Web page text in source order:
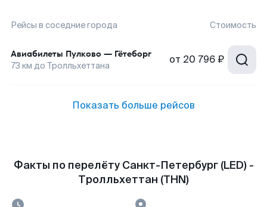
Рейсы в соседние города Стоимость
Авиабилеты Пулково — Гётеборг
73 км до Тролльхеттана от 20 796 ₽
Показать больше рейсов
Факты по перелёту Санкт-Петербург (LED) -
Тролльхеттан (THN)